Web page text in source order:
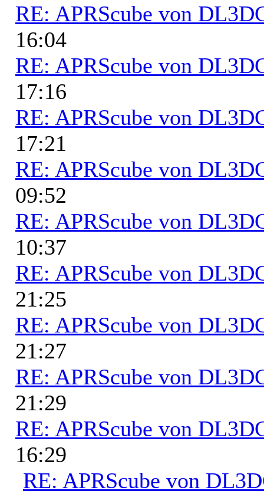
RE: APRScube von
16:04
RE: APRScube von
17:16
RE: APRScube von
17:21
RE: APRScube von
09:52
RE: APRScube von
10:37
RE: APRScube von
21:25
RE: APRScube von
21:27
RE: APRScube von
21:29
RE: APRScube von
16:29
RE: APRScube von